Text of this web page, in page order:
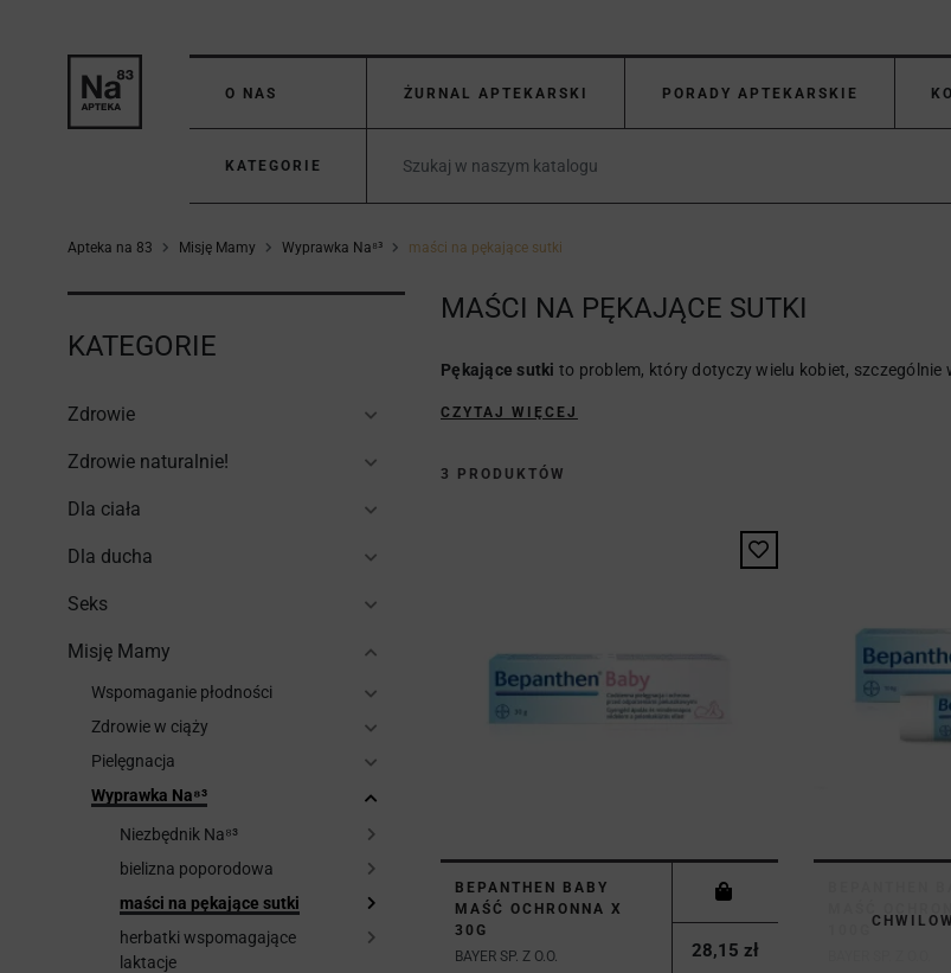
O NAS ŻURNAL APTEKARSKI PORADY APTEKARSKIE
KATEGORIE
Apteka na 83 Misję Mamy Wyprawka Na⁸³ maści na pękające sutki
KATEGORIE
Zdrowie
Zdrowie naturalnie!
Dla ciała
Dla ducha
Seks
Misję Mamy
Wspomaganie płodności
Zdrowie w ciąży
Pielęgnacja
Wyprawka Na⁸³
Niezbędnik Na⁸³
bielizna poporodowa
maści na pękające sutki
herbatki wspomagające
laktacje
MAŚCI NA PĘKAJĄCE SUTKI
Pękające sutki to problem, który dotyczy wielu kobiet,
CZYTAJ WIĘCEJ
3 PRODUKTÓW
BEPANTHEN BABY
MAŚĆ OCHRONNA X
30G
BAYER SP. Z O.O.
28,15 zł